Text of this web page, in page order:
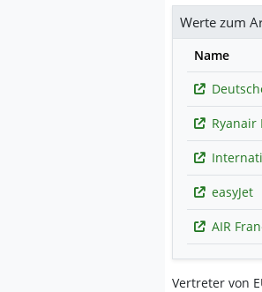
Werte zum
Name
Deutsche
Ryanair
International
easyJet
AIR
Vertreter von